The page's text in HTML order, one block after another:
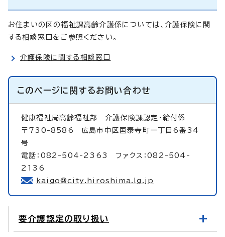
お住まいの区の福祉課高齢介護係については、介護保険に関
する相談窓口をご参照ください。
介護保険に関する相談窓口
このページに関するお問い合わせ
健康福祉局高齢福祉部介護保険課認定・給付係
〒730-8586 広島市中区国泰寺町一丁目6番34
号
電話：082-504-2363 ファクス：082-504-
2136
kaigo@city.hiroshima.lg.jp
要介護認定の取り扱い